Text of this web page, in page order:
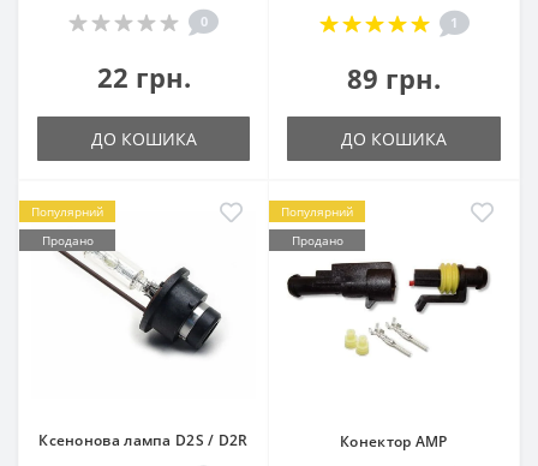
0
22 грн.
ДО КОШИКА
1
89 грн.
ДО КОШИКА
Популярний
Продано
Ксенонова лампа D2S / D2R
Популярний
Продано
Конектор AMP